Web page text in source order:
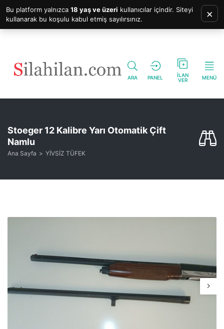
ARA PANEL
İLAN
VER
MENÜ
Stoeger 12 Kalibre Yarı Otomatik Çift
Namlu
Ana Sayfa YİVSİZ TÜFEK
Bu platform yalnızca 18 yaş ve üzeri kullanıcılar içindir. Siteyi
kullanarak bu koşulu kabul etmiş sayılırsınız.
×